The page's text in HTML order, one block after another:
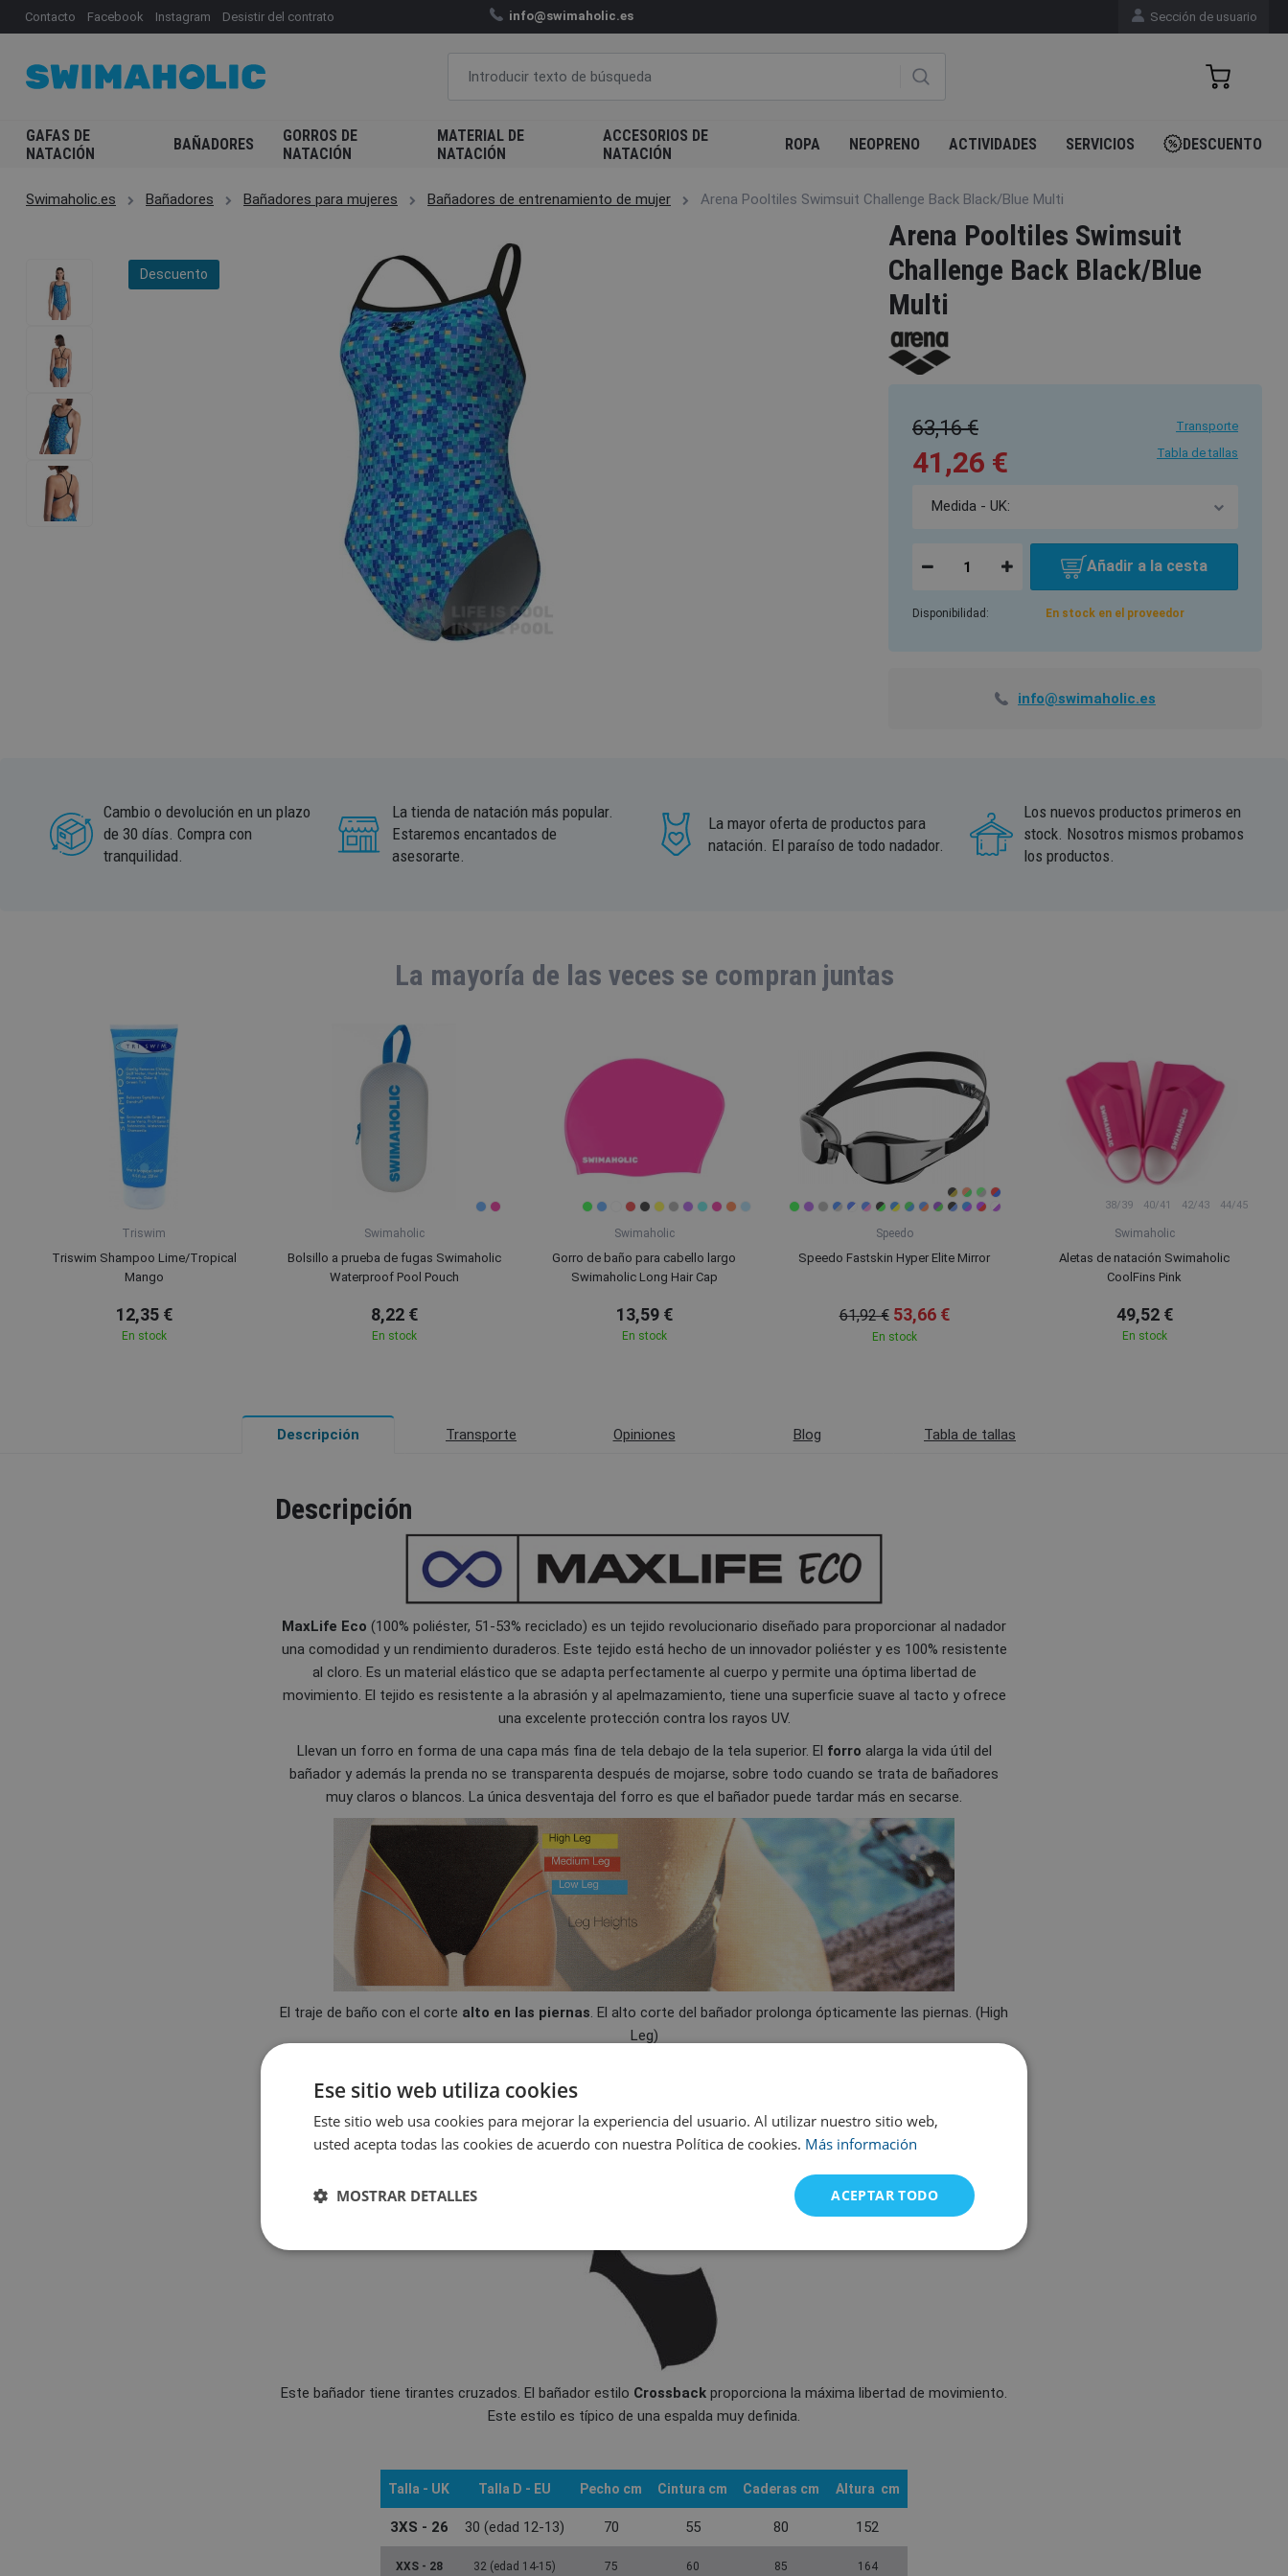
Contacto Facebook Instagram Desistir del contrato info@swimaholic.es Sección de usuario
GAFAS DE
NATACIÓN
BAÑADORES
GORROS DE
NATACIÓN
MATERIAL DE
NATACIÓN
ACCESORIOS DE
NATACIÓN
ROPA NEOPRENO ACTIVIDADES SERVICIOS DESCUENTO
Swimaholic.es Bañadores Bañadores para mujeres Bañadores de entrenamiento de mujer Arena Pooltiles Swimsuit Challenge Back Black/Blue Multi
Descuento
Arena Pooltiles Swimsuit
Challenge Back Black/Blue
Multi
63,16 €
41,26 €
Transporte
Tabla de tallas
Añadir a la cesta
Disponibilidad: En stock en el proveedor
info@swimaholic.es
Cambio o devolución en un plazo
de 30 días. Compra con
tranquilidad.
La tienda de natación más popular.
Estaremos encantados de
asesorarte.
La mayor oferta de productos para
natación. El paraíso de todo nadador.
Los nuevos productos primeros en
stock. Nosotros mismos probamos
los productos.
La mayoría de las veces se compran juntas
Triswim
Triswim Shampoo Lime/Tropical
Mango
12,35 €
En stock
Swimaholic
Bolsillo a prueba de fugas Swimaholic
Waterproof Pool Pouch
8,22 €
En stock
Swimaholic
Gorro de baño para cabello largo
Swimaholic Long Hair Cap
13,59 €
En stock
Speedo
Speedo Fastskin Hyper Elite Mirror
61,92 € 53,66 €
En stock
38/39 40/41 42/43 44/45
Swimaholic
Aletas de natación Swimaholic
CoolFins Pink
49,52 €
En stock
Descripción Transporte Opiniones Blog Tabla de tallas
Descripción
MaxLife Eco (100% poliéster, 51-53% reciclado) es un tejido revolucionario diseñado para proporcionar al nadador
una comodidad y un rendimiento duraderos. Este tejido está hecho de un innovador poliéster y es 100% resistente
al cloro. Es un material elástico que se adapta perfectamente al cuerpo y permite una óptima libertad de
movimiento. El tejido es resistente a la abrasión y al apelmazamiento, tiene una superficie suave al tacto y ofrece
una excelente protección contra los rayos UV.
Llevan un forro en forma de una capa más fina de tela debajo de la tela superior. El forro alarga la vida útil del
bañador y además la prenda no se transparenta después de mojarse, sobre todo cuando se trata de bañadores
muy claros o blancos. La única desventaja del forro es que el bañador puede tardar más en secarse.
El traje de baño con el corte alto en las piernas. El alto corte del bañador prolonga ópticamente las piernas. (High
Leg)
Este bañador tiene tirantes cruzados. El bañador estilo Crossback proporciona la máxima libertad de movimiento.
Este estilo es típico de una espalda muy definida.
Talla - UK Talla D - EU Pecho cm Cintura cm Caderas cm Altura cm
3XS - 26 30 (edad 12-13) 70 55 80 152
XXS - 28 32 (edad 14-15) 75 60 85 164
Ese sitio web utiliza cookies
Este sitio web usa cookies para mejorar la experiencia del usuario. Al utilizar nuestro sitio web,
usted acepta todas las cookies de acuerdo con nuestra Política de cookies. Más información
ACEPTAR TODO
MOSTRAR DETALLES